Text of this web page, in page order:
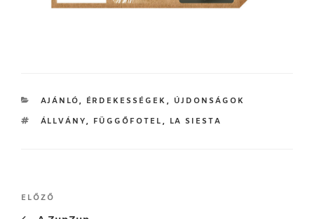
KATEGÓRIÁK
AJÁNLÓ, ÉRDEKESSÉGEK , ÚJDONSÁGOK
CÍMKÉK
ÁLLVÁNY, FÜGGŐFOTEL , LA SIESTA
Bejegyzés
Korábbi
ELŐZŐ